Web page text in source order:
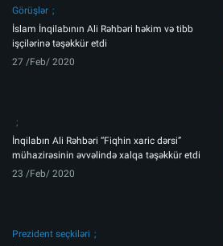
Görüşlər
İslam İnqilabının Ali Rəhbəri həkim və tibb
işçilərinə təşəkkür etdi
27 /Feb/ 2020
İnqilabın Ali Rəhbəri “Fiqhin xaric dərsi”
mühazirəsinin əvvəlində xalqa təşəkkür etdi
23 /Feb/ 2020
Prezident seçkiləri